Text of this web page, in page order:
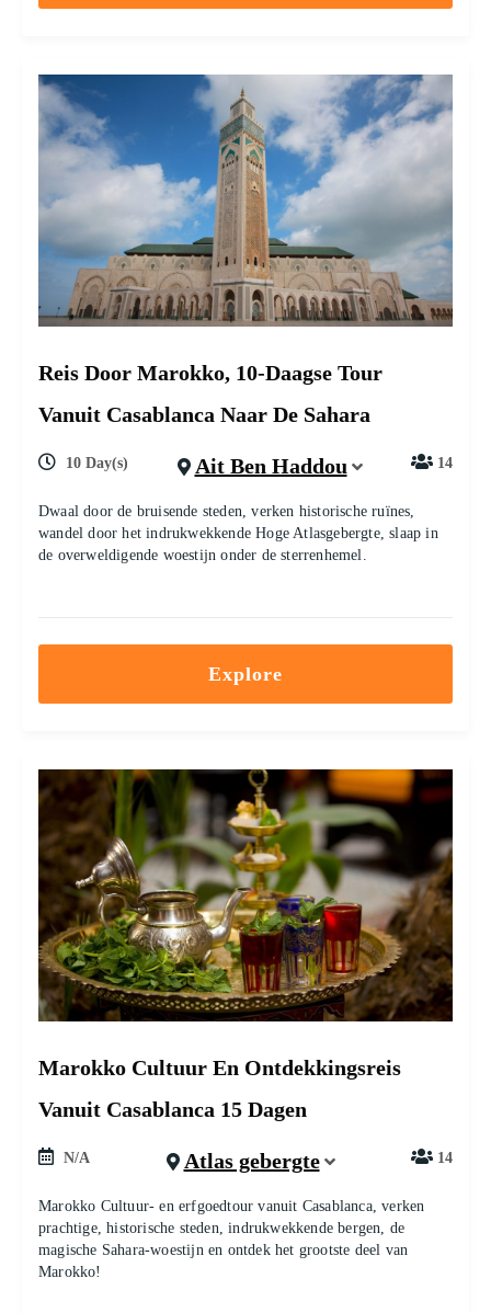
Reis Door Marokko, 10-Daagse Tour
Vanuit Casablanca Naar De Sahara
10 Day(s) Ait Ben Haddou 14
Dwaal door de bruisende steden, verken historische ruïnes,
wandel door het indrukwekkende Hoge Atlasgebergte, slaap in
de overweldigende woestijn onder de sterrenhemel.
Explore
Marokko Cultuur En Ontdekkingsreis
Vanuit Casablanca 15 Dagen
N/A Atlas gebergte 14
Marokko Cultuur- en erfgoedtour vanuit Casablanca, verken
prachtige, historische steden, indrukwekkende bergen, de
magische Sahara-woestijn en ontdek het grootste deel van
Marokko!